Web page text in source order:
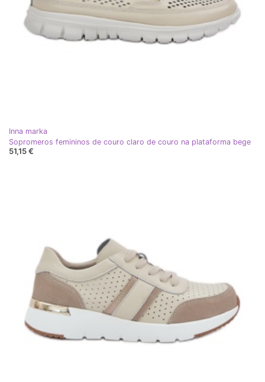
Inna marka
Sopromeros femininos de couro claro de couro na plataforma bege
51,15 €